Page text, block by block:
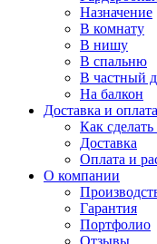
Назначение
В комнату
В нишу
В спальню
В частный
На балкон
Доставка и оплата
Как сделать
Доставка
Оплата и
О компании
Гарантия
Портфолио
Отзывы